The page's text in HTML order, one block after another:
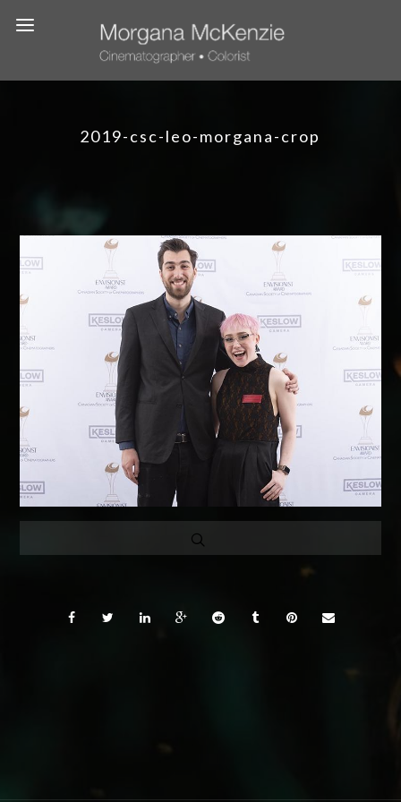
2019-csc-leo-morgana-crop